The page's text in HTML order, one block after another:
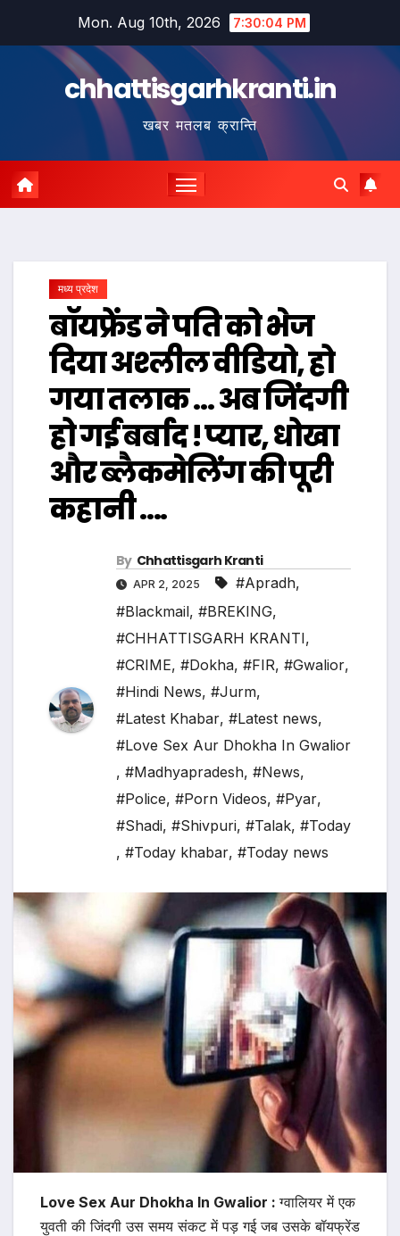
Mon. Aug 10th, 2026 7:30:05 PM
chhattisgarhkranti.in
खबर मतलब क्रान्ति
मध्य प्रदेश
बॉयफ्रेंड ने पति को भेज
दिया अश्लील वीडियो, हो
गया तलाक … अब जिंदगी
हो गई बर्बाद ! प्यार, धोखा
और ब्लैकमेलिंग की पूरी
कहानी ….
By Chhattisgarh Kranti
APR 2, 2025 #Apradh,
#Blackmail, #BREKING,
#CHHATTISGARH KRANTI,
#CRIME, #Dokha, #FIR, #Gwalior,
#Hindi News, #Jurm,
#Latest Khabar, #Latest news,
#Love Sex Aur Dhokha In Gwalior
, #Madhyapradesh, #News,
#Police, #Porn Videos, #Pyar,
#Shadi, #Shivpuri, #Talak, #Today
, #Today khabar, #Today news
Love Sex Aur Dhokha In Gwalior :ग्वालियर में एक
युवती की जिंदगी उस समय संकट में पड़ गई जब उसके बॉयफ्रेंड